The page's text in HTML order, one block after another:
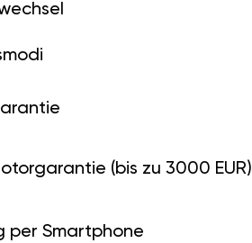
(bis zu 3000 EUR)
per Smartphone